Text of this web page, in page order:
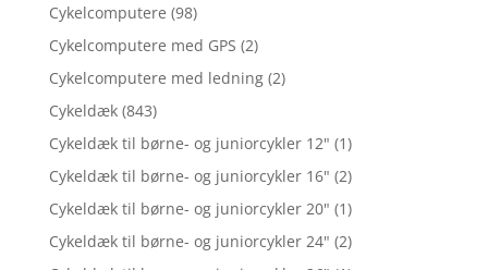
Cykelcomputere (98)
Cykelcomputere med GPS (2)
Cykelcomputere med ledning (2)
Cykeldæk (843)
Cykeldæk til børne- og juniorcykler 12" (1)
Cykeldæk til børne- og juniorcykler 16" (2)
Cykeldæk til børne- og juniorcykler 20" (1)
Cykeldæk til børne- og juniorcykler 24" (2)